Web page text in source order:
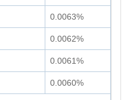
0.0063%
0.0062%
0.0061%
0.0060%